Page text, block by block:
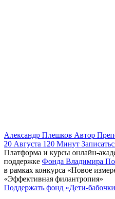
Александр Плешков Автор
20 Августа 120 Минут
Платформа и курсы онлайн-
поддержке Фонда Владимира
в рамках конкурса «Новое
«Эффективная филантропия»
Поддержать фонд «Дети-